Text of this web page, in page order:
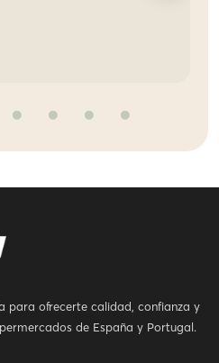
para ofrecerte calidad, confianza y
de España y Portugal.